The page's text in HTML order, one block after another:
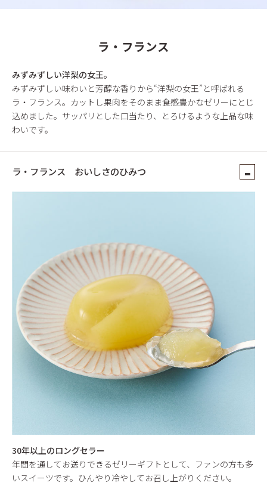
ラ・フランス
みずみずしい洋梨の女王。
みずみずしい味わいと芳醇な香りから“洋梨の女王”と呼ばれる
ラ・フランス。カットし果肉をそのまま食感豊かなゼリーにとじ
込めました。サッパリとした口当たり、とろけるような上品な味
わいです。
ラ・フランス おいしさのひみつ
30年以上のロングセラー
年間を通してお送りできるゼリーギフトとして、ファンの方も多
いスイーツです。ひんやり冷やしてお召し上がりください。